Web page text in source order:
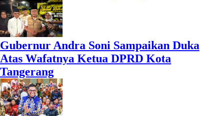
Gubernur Andra Soni Sampaikan Duka
Atas Wafatnya Ketua DPRD Kota
Tangerang